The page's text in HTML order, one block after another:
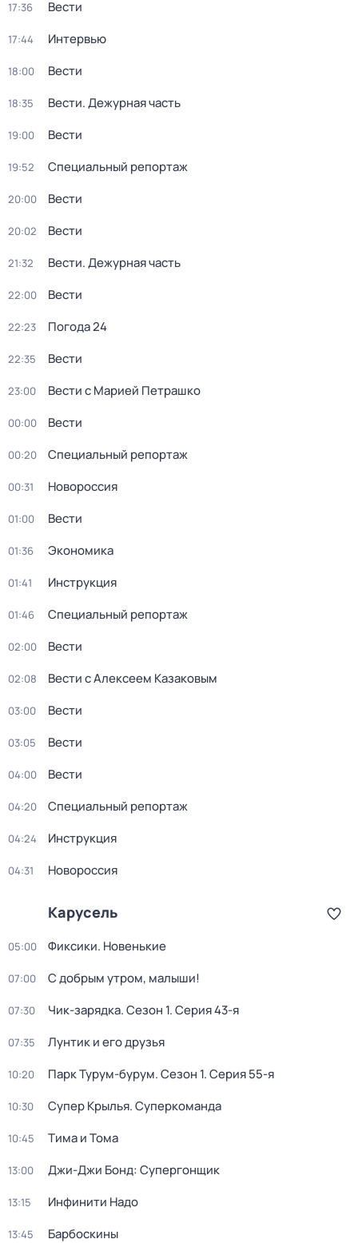
17:36 Вести
17:44 Интервью
18:00 Вести
18:35 Вести. Дежурная часть
19:00 Вести
19:52 Специальный репортаж
20:00 Вести
20:02 Вести
21:32 Вести. Дежурная часть
22:00 Вести
22:23 Погода 24
22:35 Вести
23:00 Вести с Марией Петрашко
00:00 Вести
00:20 Специальный репортаж
00:31 Новороссия
01:00 Вести
01:36 Экономика
01:41 Инструкция
01:46 Специальный репортаж
02:00 Вести
02:08 Вести с Алексеем Казаковым
03:00 Вести
03:05 Вести
04:00 Вести
04:20 Специальный репортаж
04:24 Инструкция
04:31 Новороссия
Карусель
05:00 Фиксики. Новенькие
07:00 С добрым утром, малыши!
07:30 Чик-зарядка. Сезон 1. Серия 43-я
07:35 Лунтик и его друзья
10:20 Парк Турум-бурум. Сезон 1. Серия 55-я
10:30 Супер Крылья. Суперкоманда
10:45 Тима и Тома
13:00 Джи-Джи Бонд: Супергонщик
13:15 Инфинити Надо
13:45 Барбоскины